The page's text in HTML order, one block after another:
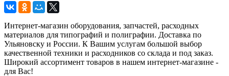
Интернет-магазин оборудования, запчастей, расходных
материалов для типографий и полиграфии. Доставка по
Ульяновску и России. К Вашим услугам большой выбор
качественной техники и расходников со склада и под заказ.
Широкий ассортимент товаров в нашем интернет-магазине -
для Вас!